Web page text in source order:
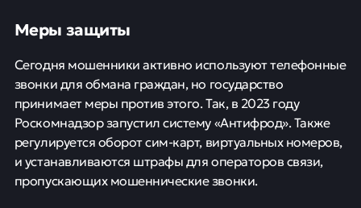
Меры защиты
Сегодня мошенники активно используют телефонные
звонки для обмана граждан, но государство
принимает меры против этого. Так, в 2023 году
Роскомнадзор запустил систему «Антифрод». Также
регулируется оборот сим-карт, виртуальных номеров,
и устанавливаются штрафы для операторов связи,
пропускающих мошеннические звонки.